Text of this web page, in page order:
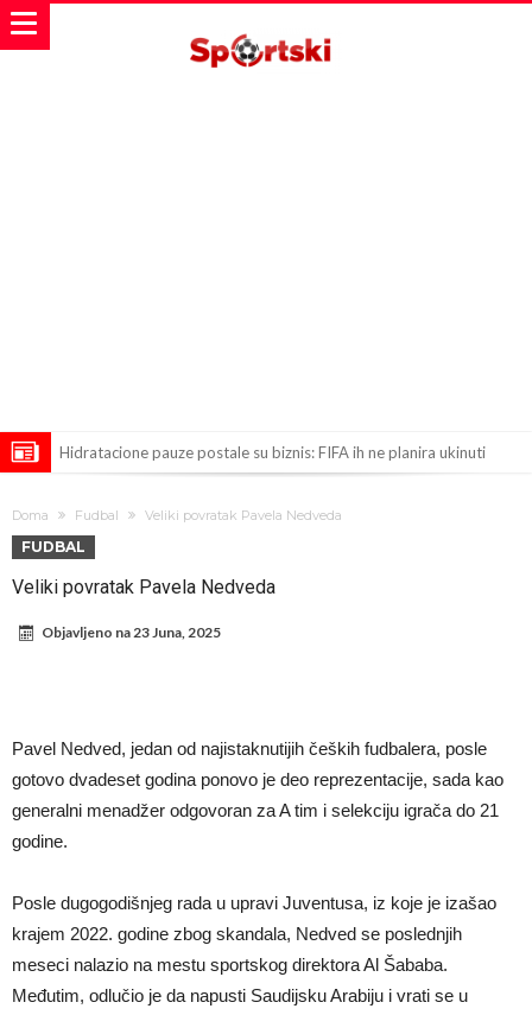
Hidratacione pauze postale su biznis: FIFA ih ne planira ukinuti
Infantino i ljubavnička veza: Kontroverzni detalji i novčana isplata iz
Mudrik se vratio na teren nakon više od 600 dana. Odmah ide na
pozajmicu?
Real Madrid je doneo odluku: Endrick prelazi u Premijer ligu!
Doma Fudbal Veliki povratak Pavela Nedveda
FUDBAL
Veliki povratak Pavela Nedveda
Objavljeno na23 Juna, 2025
Pavel Nedved, jedan od najistaknutijih čeških fudbalera, posle
gotovo dvadeset godina ponovo je deo reprezentacije, sada kao
generalni menadžer odgovoran za A tim i selekciju igrača do 21
godine.
Posle dugogodišnjeg rada u upravi Juventusa, iz koje je izašao
krajem 2022. godine zbog skandala, Nedved se poslednjih
meseci nalazio na mestu sportskog direktora Al Šababa.
Međutim, odlučio je da napusti Saudijsku Arabiju i vrati se u